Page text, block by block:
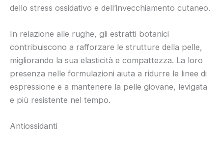
dello stress ossidativo e dell’invecchiamento cutaneo.
In relazione alle rughe, gli estratti botanici
contribuiscono a rafforzare le strutture della pelle,
migliorando la sua elasticità e compattezza. La loro
presenza nelle formulazioni aiuta a ridurre le linee di
espressione e a mantenere la pelle giovane, levigata
e più resistente nel tempo.
Antiossidanti